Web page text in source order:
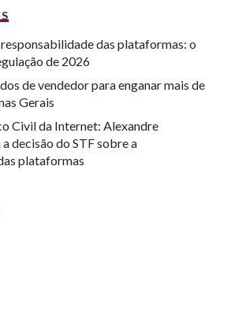
das plataformas: o
de 2026
de vendedor para enganar mais de
Gerais
Civil da Internet: Alexandre
decisão do STF sobre a
plataformas